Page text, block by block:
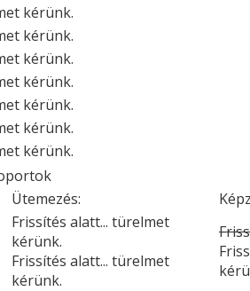
kérünk.
kérünk.
kérünk.
kérünk.
kérünk.
kérünk.
kérünk.
Ütemezés:
Frissítés alatt... türelmet
kérünk.
Frissítés alatt... türelmet
kérünk.